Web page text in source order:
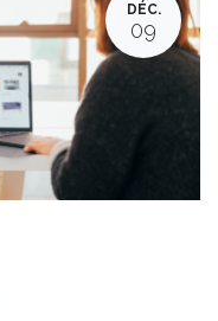
DÉC.
09